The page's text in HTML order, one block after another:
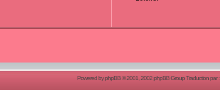
Powered byphpBB© 2001, 2002 phpBB Group Traduction par :